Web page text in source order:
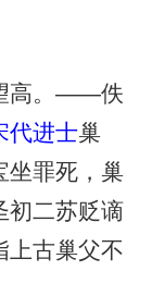
高。——佚
代进士巢
坐罪死，巢
初二苏贬谪
上古巢父不